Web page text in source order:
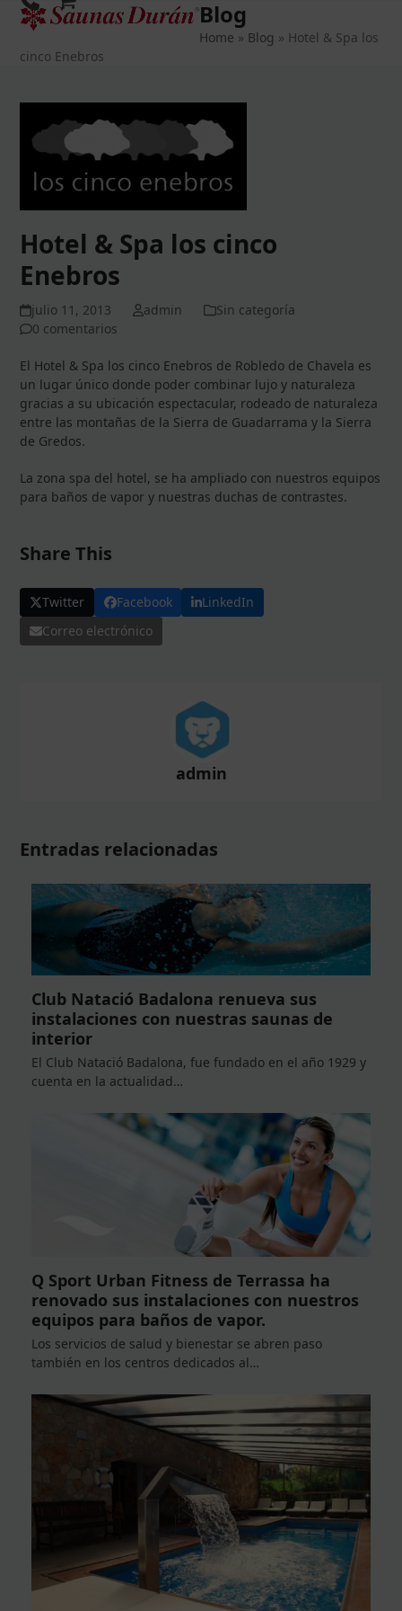
Skip
Open
Close
Blog
Home » Blog » Hotel & Spa los
cinco Enebros
Hotel & Spa los cinco
Enebros
julio 11, 2013 admin
Sin categoría
0 comentarios
El Hotel & Spa los cinco Enebros de Robledo de Chavela es
un lugar único donde poder combinar lujo y naturaleza
gracias a su ubicación espectacular, rodeado de naturaleza
entre las montañas de la Sierra de Guadarrama y la Sierra
de Gredos.
La zona spa del hotel, se ha ampliado con nuestros equipos
para baños de vapor y nuestras duchas de contrastes.
Share This
Twitter Facebook
LinkedIn
Correo electrónico
admin
Entradas relacionadas
Club Natació Badalona renueva sus
instalaciones con nuestras saunas de
interior
El Club Natació Badalona, fue fundado en el año 1929 y
cuenta en la actualidad…
Q Sport Urban Fitness de Terrassa ha
renovado sus instalaciones con nuestros
equipos para baños de vapor.
Los servicios de salud y bienestar se abren paso
también en los centros dedicados al…